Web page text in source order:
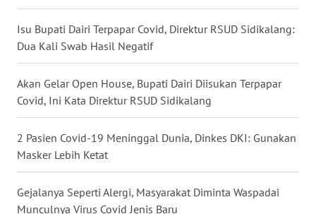
Isu Bupati Dairi Terpapar Covid, Direktur RSUD Sidikalang:
Dua Kali Swab Hasil Negatif
Akan Gelar Open House, Bupati Dairi Diisukan Terpapar
Covid, Ini Kata Direktur RSUD Sidikalang
2 Pasien Covid-19 Meninggal Dunia, Dinkes DKI: Gunakan
Masker Lebih Ketat
Gejalanya Seperti Alergi, Masyarakat Diminta Waspadai
Munculnya Virus Covid Jenis Baru
WN
SUMSEL
BENGKULU
LAMPUNG
JATENG